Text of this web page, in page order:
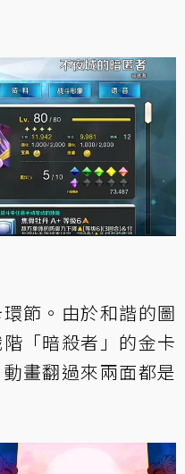
節。由於和諧的圖
「暗殺者」的金卡
畫翻過來兩面都是